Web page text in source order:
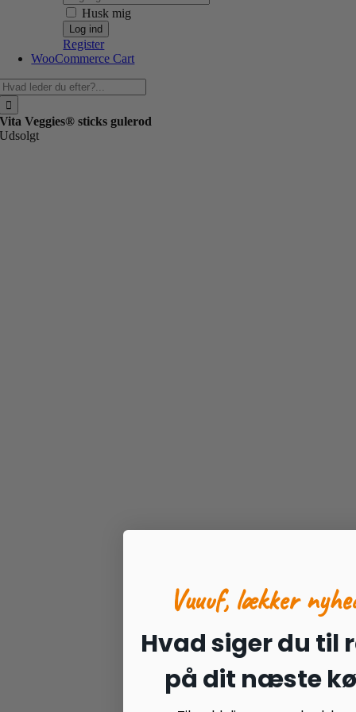
Husk mig
Register
WooCommerce Cart
Vita Veggies® sticks gulerod
Udsolgt
Vuuuf, lækker
Hvad siger du til
på dit næste